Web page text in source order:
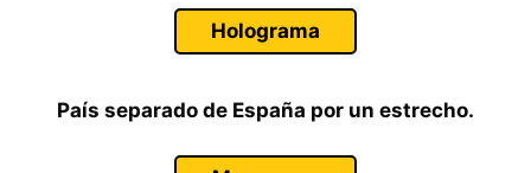
Holograma
País separado de España por un estrecho.